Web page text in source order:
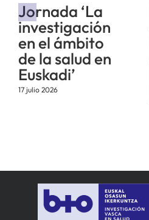
Jornada ‘La
investigación
en el ámbito
de la salud en
Euskadi’
17 julio 2026